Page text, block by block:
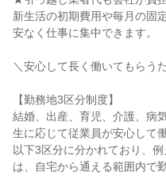
新生活の初期費用や毎月の固
安なく仕事に集中できます。
＼安心して長く働いてもらう
【勤務地3区分制度】
結婚、出産、育児、介護、病
生に応じて従業員が安心して
以下3区分に分かれており、
は、自宅から通える範囲内で